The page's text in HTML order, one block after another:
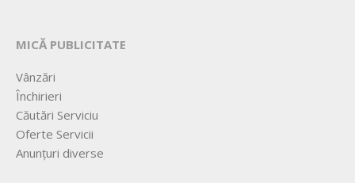
MICĂ PUBLICITATE
Vânzări
Închirieri
Căutări Serviciu
Oferte Servicii
Anunțuri diverse